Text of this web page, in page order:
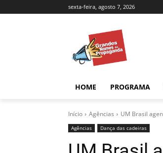
sexta-feira, agosto 7, 2026
HOME PROGRAMA
Início Agências UM Brasil
Agências Dança das cadeiras